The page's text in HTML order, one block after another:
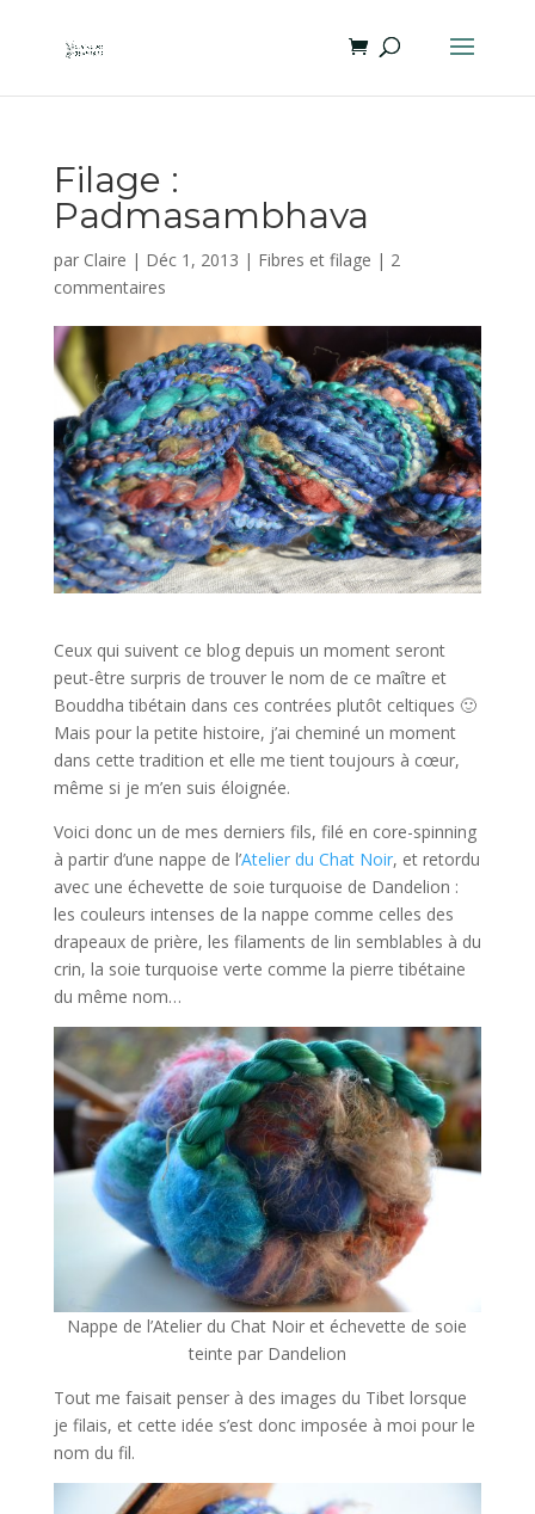
Filage :
Padmasambhava
par Claire | Déc 1, 2013 | Fibres et filage | 2
commentaires
Ceux qui suivent ce blog depuis un moment seront
peut-être surpris de trouver le nom de ce maître et
Bouddha tibétain dans ces contrées plutôt celtiques 🙂
Mais pour la petite histoire, j’ai cheminé un moment
dans cette tradition et elle me tient toujours à cœur,
même si je m’en suis éloignée.
Voici donc un de mes derniers fils, filé en core-spinning
à partir d’une nappe de l’Atelier du Chat Noir, et retordu
avec une échevette de soie turquoise de Dandelion :
les couleurs intenses de la nappe comme celles des
drapeaux de prière, les filaments de lin semblables à du
crin, la soie turquoise verte comme la pierre tibétaine
du même nom…
Nappe de l’Atelier du Chat Noir et échevette de soie
teinte par Dandelion
Tout me faisait penser à des images du Tibet lorsque
je filais, et cette idée s’est donc imposée à moi pour le
nom du fil.